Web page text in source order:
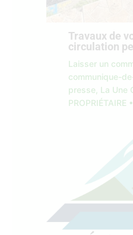
Travaux de
circulation
Laisser un
communique-
presse La Une
PROPRIÉTAIRE •